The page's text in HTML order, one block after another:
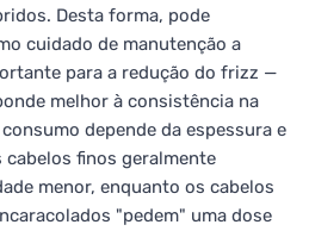
Desta forma, pode
cuidado de manutenção a
para a redução do frizz —
melhor à consistência na
depende da espessura e
finos geralmente
menor, enquanto os cabelos
"pedem" uma dose